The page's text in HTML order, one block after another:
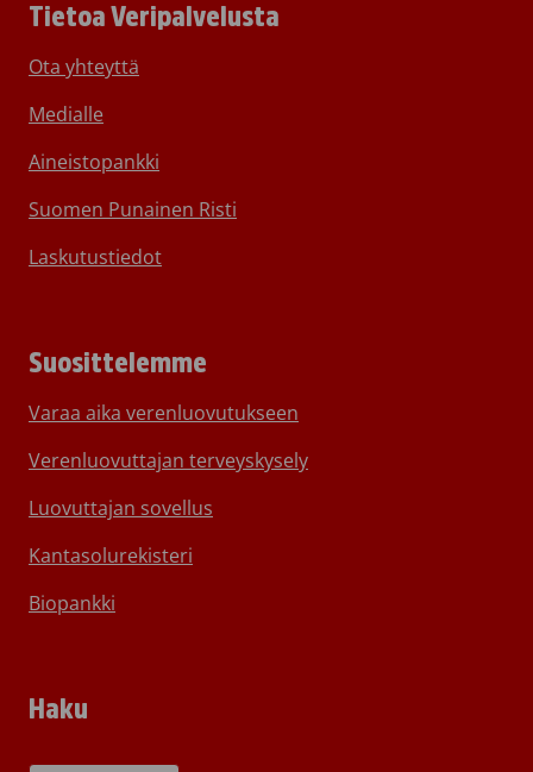
Tietoa Veripalvelusta
Ota yhteyttä
Medialle
Aineistopankki
Suomen Punainen Risti
Laskutustiedot
Suosittelemme
Varaa aika verenluovutukseen
Verenluovuttajan terveyskysely
Luovuttajan sovellus
Kantasolurekisteri
Biopankki
Haku